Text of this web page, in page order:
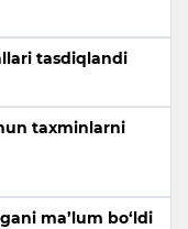
tasdiqlandi
taxminlarni
ma’lum bo‘ldi